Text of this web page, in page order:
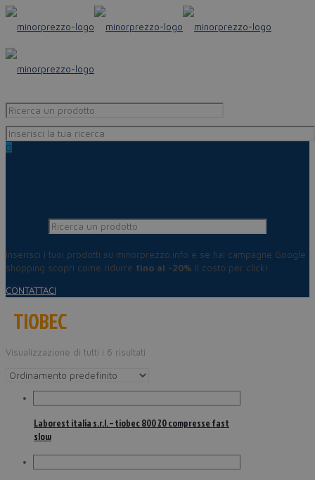
0
Inserisci i tuoi prodotti su minorprezzo.info e se hai campagne Google
shopping scopri come ridurre fino al -20% il costo per click!
CONTATTACI
TIOBEC
Visualizzazione di tutti i 6 risultati
Laborest italia s.r.l. – tiobec 800 20 compresse fast
slow